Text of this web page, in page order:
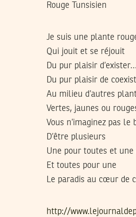
Rouge Tunsisien
Je suis une plante
Qui jouit et se réjouit
Du pur plaisir
Du pur plaisir de
Au milieu d’autres
Vertes, jaunes ou
Vous n’imaginez pas le
D’être plusieurs
Une pour toutes et
Et toutes pour une
Le paradis au cœur de
http://